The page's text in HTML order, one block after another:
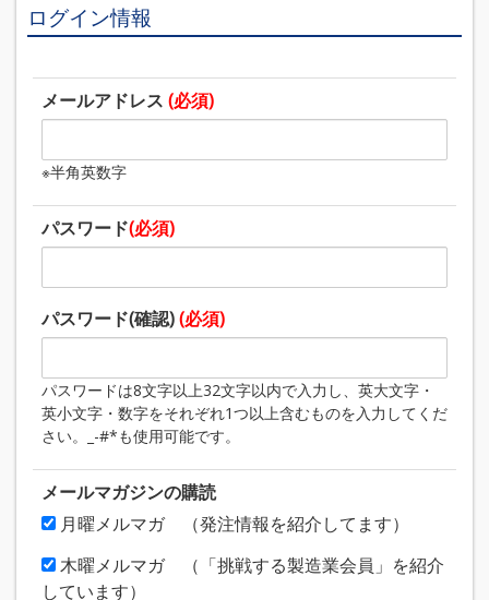
ログイン情報
メールアドレス (必須)
※半角英数字
パスワード(必須)
パスワード(確認)(必須)
パスワードは8文字以上32文字以内で入力し、英大文字・
英小文字・数字をそれぞれ1つ以上含むものを入力してくだ
さい。_-#*も使用可能です。
メールマガジンの購読
月曜メルマガ （発注情報を紹介してます）
木曜メルマガ （「挑戦する製造業会員」を紹介
しています）